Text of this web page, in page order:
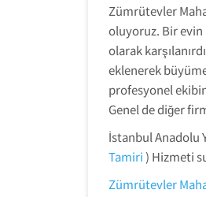
Zümrütevler
oluyoruz. Bir evin
olarak
eklenerek
profesyonel
Genel de diğer
İstanbul Anadolu
Tamiri) Hizmeti
Zümrütevler